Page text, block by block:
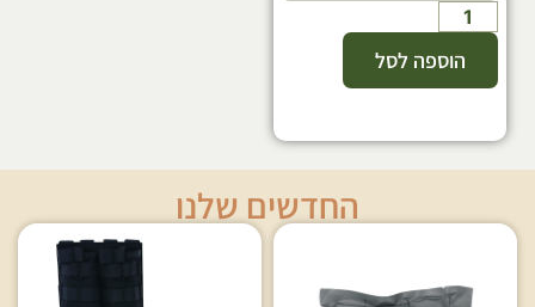
הוספה לסל
החדשים שלנו